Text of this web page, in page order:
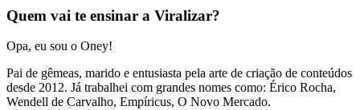
Quem vai te ensinar a Viralizar?
Opa, eu sou o Oney!
Pai de gêmeas, marido e entusiasta pela arte de criação de conteúdos
desde 2012. Já trabalhei com grandes nomes como: Érico Rocha,
Wendell de Carvalho, Empíricus, O Novo Mercado.